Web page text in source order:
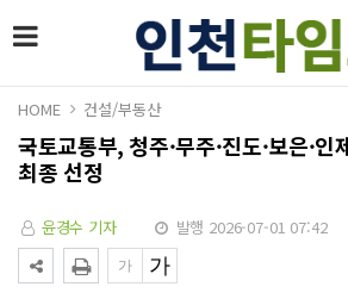
HOME 건설/부동산
국토교통부, 청주·무주·진도·보은·
최종 선정
윤경수 기자 발행 2026-07-01 07:42